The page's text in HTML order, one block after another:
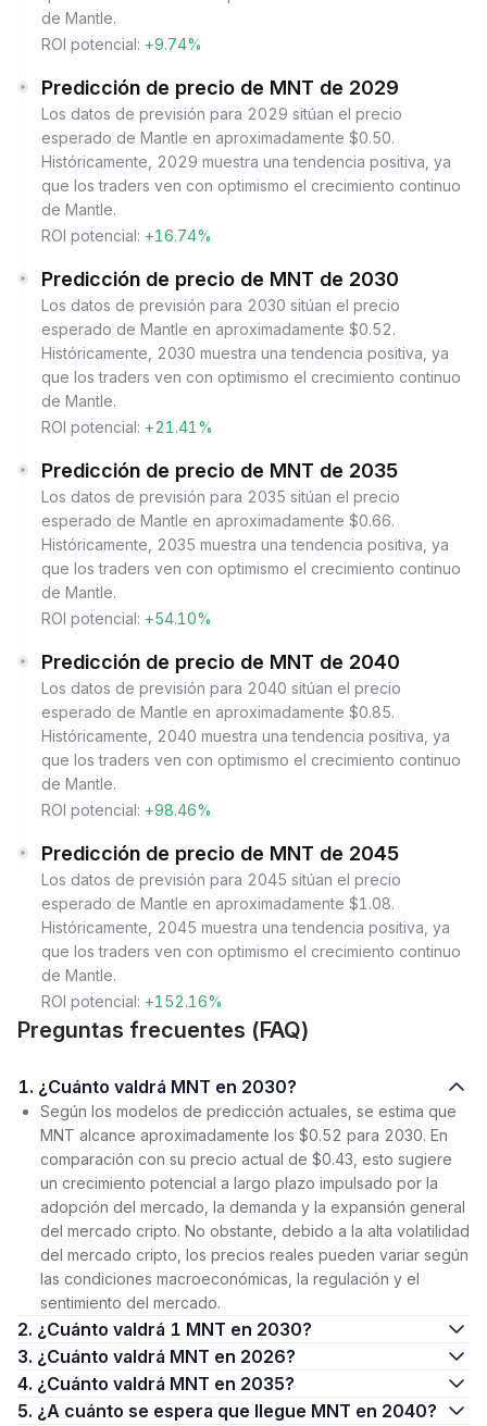
de Mantle.
ROI potencial: +9.74%
Predicción de precio de MNT de 2029
Los datos de previsión para 2029 sitúan el precio
esperado de Mantle en aproximadamente $0.50.
Históricamente, 2029 muestra una tendencia positiva, ya
que los traders ven con optimismo el crecimiento continuo
de Mantle.
ROI potencial: +16.74%
Predicción de precio de MNT de 2030
Los datos de previsión para 2030 sitúan el precio
esperado de Mantle en aproximadamente $0.52.
Históricamente, 2030 muestra una tendencia positiva, ya
que los traders ven con optimismo el crecimiento continuo
de Mantle.
ROI potencial: +21.41%
Predicción de precio de MNT de 2035
Los datos de previsión para 2035 sitúan el precio
esperado de Mantle en aproximadamente $0.66.
Históricamente, 2035 muestra una tendencia positiva, ya
que los traders ven con optimismo el crecimiento continuo
de Mantle.
ROI potencial: +54.10%
Predicción de precio de MNT de 2040
Los datos de previsión para 2040 sitúan el precio
esperado de Mantle en aproximadamente $0.85.
Históricamente, 2040 muestra una tendencia positiva, ya
que los traders ven con optimismo el crecimiento continuo
de Mantle.
ROI potencial: +98.46%
Predicción de precio de MNT de 2045
Los datos de previsión para 2045 sitúan el precio
esperado de Mantle en aproximadamente $1.08.
Históricamente, 2045 muestra una tendencia positiva, ya
que los traders ven con optimismo el crecimiento continuo
de Mantle.
ROI potencial: +152.16%
Preguntas frecuentes (FAQ)
1. ¿Cuánto valdrá MNT en 2030?
Según los modelos de predicción actuales, se estima que
MNT alcance aproximadamente los $0.52 para 2030. En
comparación con su precio actual de $0.43, esto sugiere
un crecimiento potencial a largo plazo impulsado por la
adopción del mercado, la demanda y la expansión general
del mercado cripto. No obstante, debido a la alta volatilidad
del mercado cripto, los precios reales pueden variar según
las condiciones macroeconómicas, la regulación y el
sentimiento del mercado.
2. ¿Cuánto valdrá 1 MNT en 2030?
3. ¿Cuánto valdrá MNT en 2026?
4. ¿Cuánto valdrá MNT en 2035?
5. ¿A cuánto se espera que llegue MNT en 2040?